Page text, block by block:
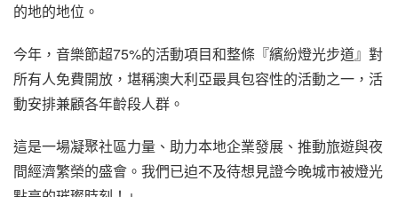
的地的地位。
今年，音樂節超75%的活動項目和整條『繽紛燈光步道』對
所有人免費開放，堪稱澳大利亞最具包容性的活動之一，活
動安排兼顧各年齡段人群。
這是一場凝聚社區力量、助力本地企業發展、推動旅遊與夜
間經濟繁榮的盛會。我們已迫不及待想見證今晚城市被燈光